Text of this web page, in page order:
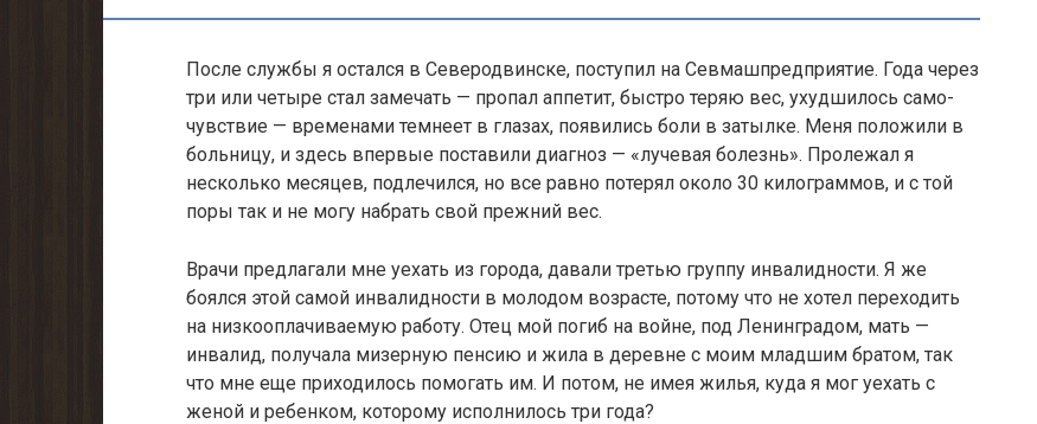
После службы я остался в Северодвинске, поступил на Севмашпредприятие. Года через
три или четыре стал заме­чать — пропал аппетит, быстро теряю вес, ухудшилось само­
чувствие — временами темнеет в глазах, появились боли в затылке. Меня положили в
больницу, и здесь впервые поста­вили диагноз — «лучевая болезнь». Пролежал я
несколько месяцев, подлечился, но все равно потерял около 30 кило­граммов, и с той
поры так и не могу набрать свой прежний вес.
Врачи предлагали мне уехать из города, давали третью группу инвалидности. Я же
боялся этой самой инвалиднос­ти в молодом возрасте, потому что не хотел переходить
на низкооплачиваемую работу. Отец мой погиб на войне, под Ленинградом, мать —
инвалид, получала мизерную пенсию и жила в деревне с моим младшим братом, так
что мне еще приходилось помогать им. И потом, не имея жилья, куда я мог уехать с
женой и ребенком, которому исполнилось три года?